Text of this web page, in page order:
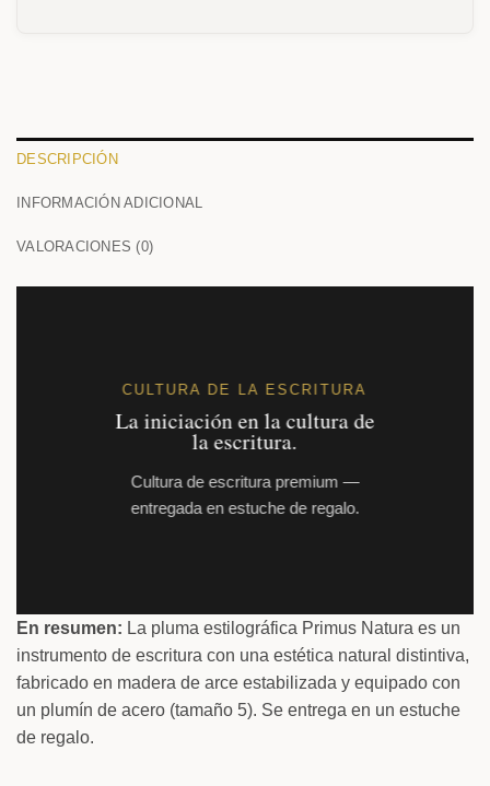
DESCRIPCIÓN
INFORMACIÓN ADICIONAL
VALORACIONES (0)
CULTURA DE LA ESCRITURA
La iniciación en la cultura de
la escritura.
Cultura de escritura premium —
entregada en estuche de regalo.
En resumen: La pluma estilográfica Primus Natura es un
instrumento de escritura con una estética natural distintiva,
fabricado en madera de arce estabilizada y equipado con
un plumín de acero (tamaño 5). Se entrega en un estuche
de regalo.